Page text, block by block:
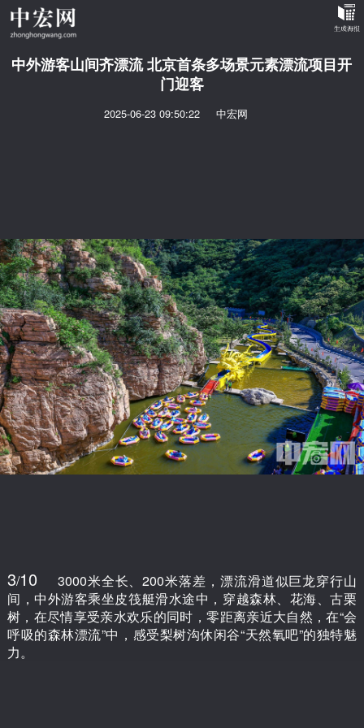
中外游客山间齐漂流 北京首条多场景元素漂流项目开
门迎客
2025-06-23 09:50:22 中宏网
3/10
3000米全长、200米落差，漂流滑道似巨龙穿行山
间，中外游客乘坐皮筏艇滑水途中，穿越森林、花海、古栗
树，在尽情享受亲水欢乐的同时，零距离亲近大自然，在“会
呼吸的森林漂流”中，感受梨树沟休闲谷“天然氧吧”的独特魅
力。